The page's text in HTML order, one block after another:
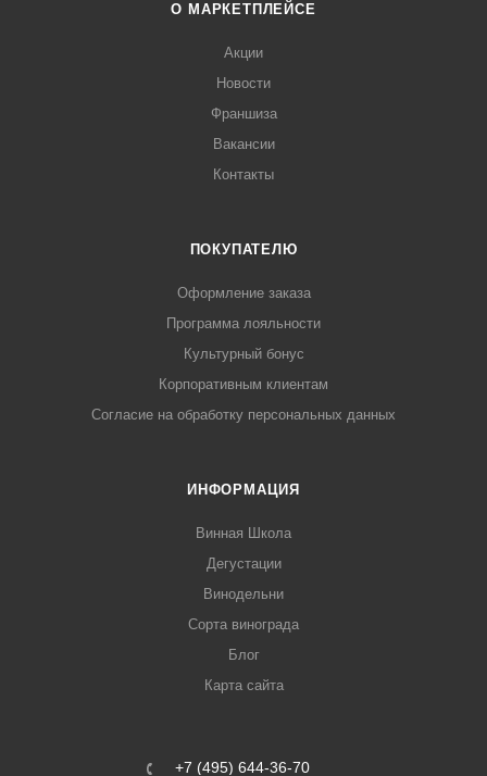
О МАРКЕТПЛЕЙСЕ
Акции
Новости
Франшиза
Вакансии
Контакты
ПОКУПАТЕЛЮ
Оформление заказа
Программа лояльности
Культурный бонус
Корпоративным клиентам
Согласие на обработку персональных данных
ИНФОРМАЦИЯ
Винная Школа
Дегустации
Винодельни
Сорта винограда
Блог
Карта сайта
+7 (495) 644-36-70